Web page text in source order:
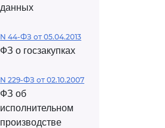
данных
N 44-ФЗ от 05.04.2013
ФЗ о госзакупках
N 229-ФЗ от 02.10.2007
ФЗ об
исполнительном
производстве